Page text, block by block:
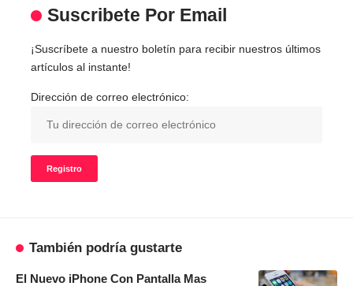
Suscribete Por Email
¡Suscríbete a nuestro boletín para recibir nuestros últimos
artículos al instante!
Dirección de correo electrónico:
También podría gustarte
El Nuevo iPhone Con Pantalla Mas